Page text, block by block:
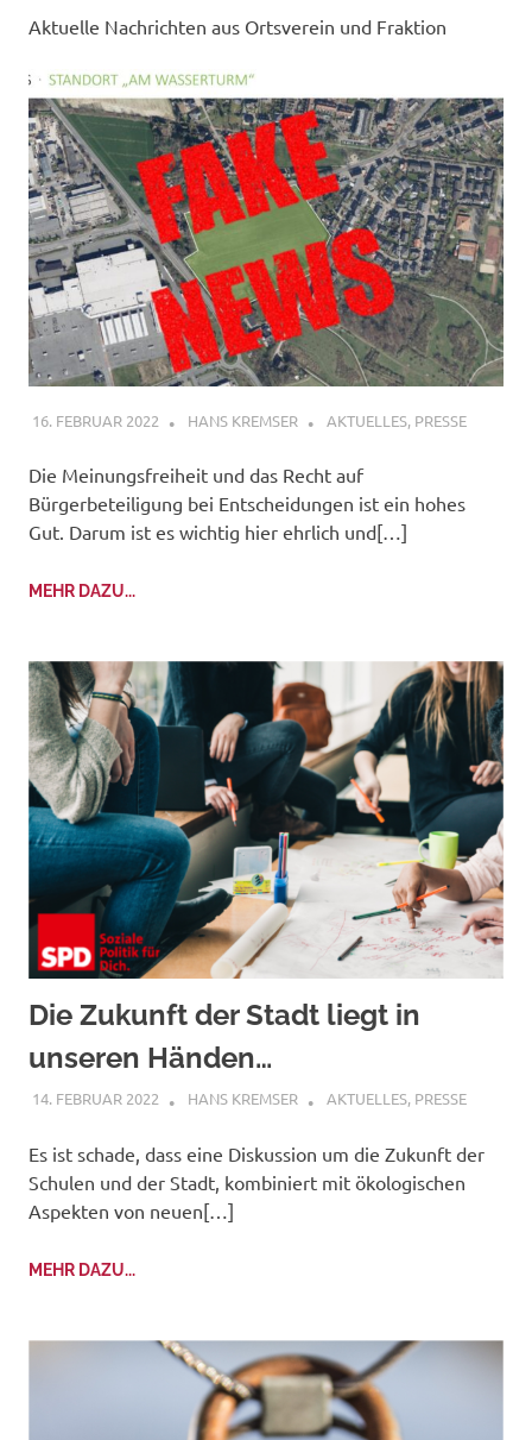
Aktuelle Nachrichten aus Ortsverein und Fraktion
16. FEBRUAR 2022 HANS KREMSER AKTUELLES, PRESSE
Die Meinungsfreiheit und das Recht auf
Bürgerbeteiligung bei Entscheidungen ist ein hohes
Gut. Darum ist es wichtig hier ehrlich und[…]
MEHR DAZU...
Die Zukunft der Stadt liegt in
unseren Händen…
14. FEBRUAR 2022 HANS KREMSER AKTUELLES, PRESSE
Es ist schade, dass eine Diskussion um die Zukunft der
Schulen und der Stadt, kombiniert mit ökologischen
Aspekten von neuen[…]
MEHR DAZU...